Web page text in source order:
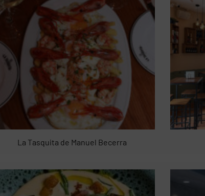
La Tasquita de Manuel Becerra